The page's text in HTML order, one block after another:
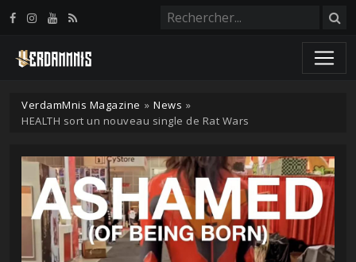
VerdamMnis Magazine » News »
HEALTH sort un nouveau single de Rat Wars
Panneau de gestion des cookies